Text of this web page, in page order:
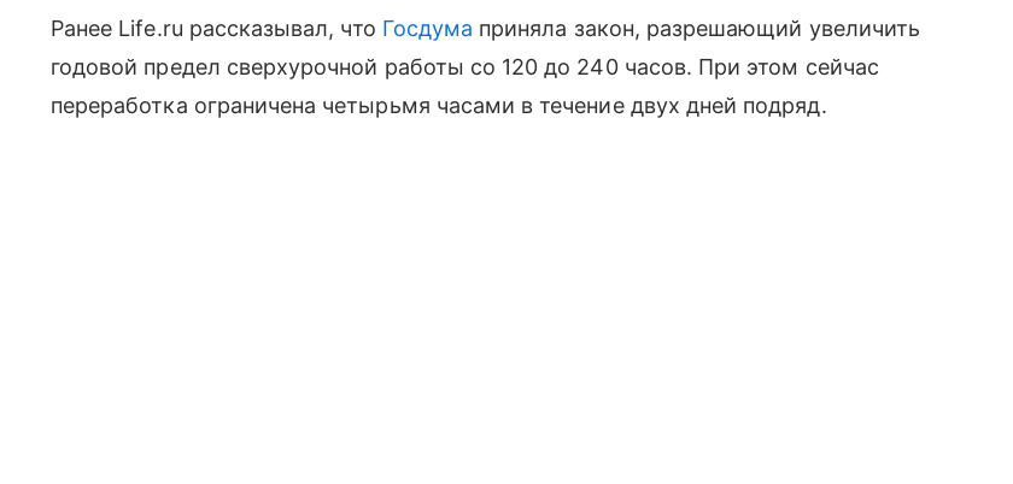
Ранее Life.ru рассказывал, что Госдума приняла закон, разрешающий увеличить
годовой предел сверхурочной работы со 120 до 240 часов. При этом сейчас
переработка ограничена четырьмя часами в течение двух дней подряд.